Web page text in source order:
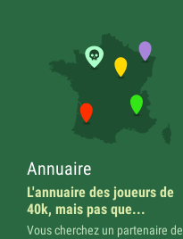
Annuaire
L'annuaire des joueurs de
40k, mais pas que...
Vous cherchez un partenaire de